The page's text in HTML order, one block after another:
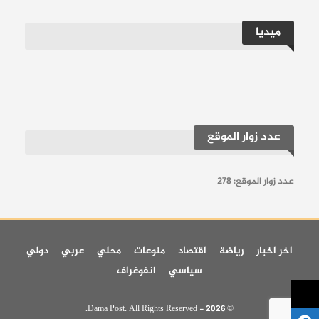
سوريا؟
ميديا
عدد زوار الموقع
عدد زوار الموقع:278
اخر اخبار رياضة اقتصاد منوعات محلي عربي
دولي
سياسي
انفوغراف
© 2026 - Dama Post. All Rights Reserved.